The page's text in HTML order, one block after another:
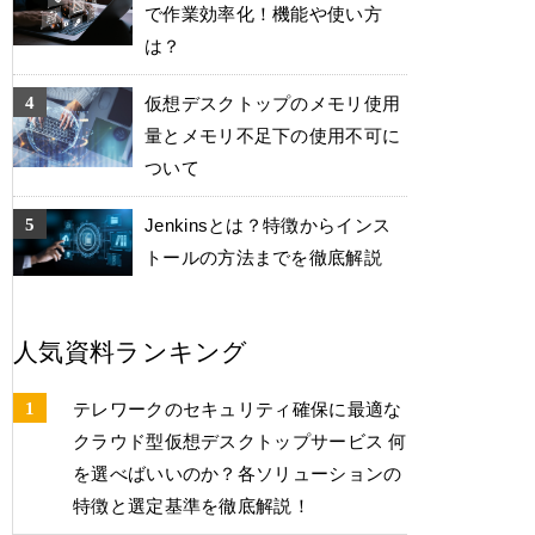
で作業効率化！機能や使い方
は？
仮想デスクトップのメモリ使用
量とメモリ不足下の使用不可に
ついて
Jenkinsとは？特徴からインス
トールの方法までを徹底解説
人気資料ランキング
テレワークのセキュリティ確保に最適な
クラウド型仮想デスクトップサービス 何
を選べばいいのか？各ソリューションの
特徴と選定基準を徹底解説！